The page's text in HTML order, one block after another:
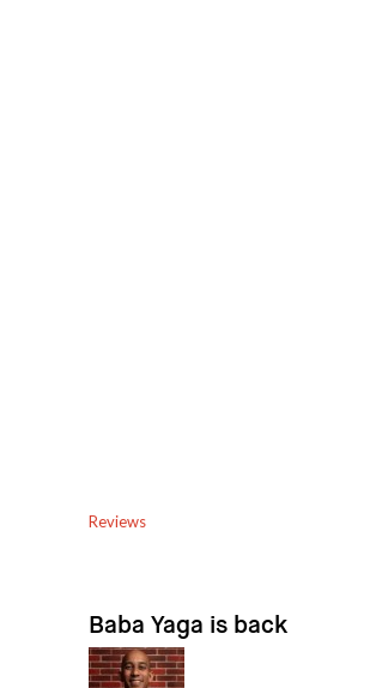
Reviews
Baba Yaga is back